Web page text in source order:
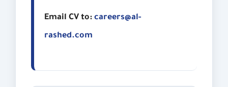
Email CV to: careers@al-
rashed.com